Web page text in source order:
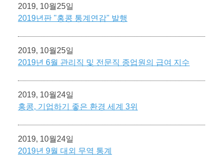
2019, 10월25일
2019년판 "홍콩 통계연감" 발행
2019, 10월25일
2019년 6월 관리직 및 전문직 종업원의 급여 지수
2019, 10월24일
홍콩, 기업하기 좋은 환경 세계 3위
2019, 10월24일
2019년 9월 대외 무역 통계